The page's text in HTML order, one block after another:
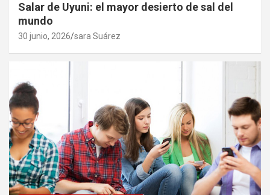
Salar de Uyuni: el mayor desierto de sal del
mundo
30 junio, 2026 sara Suárez